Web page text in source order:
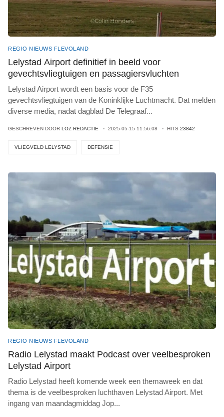
REGIO NIEUWS FLEVOLAND
Lelystad Airport definitief in beeld voor
gevechtsvliegtuigen en passagiersvluchten
Lelystad Airport wordt een basis voor de F35
gevechtsvliegtuigen van de Koninklijke Luchtmacht. Dat melden
diverse media, nadat dagblad De Telegraaf...
GESCHREVEN DOOR LOZ REDACTIE 2025-05-15 11:56:08 HITS 23842
VLIEGVELD LELYSTAD DEFENSIE
REGIO NIEUWS FLEVOLAND
Radio Lelystad maakt Podcast over veelbesproken
Lelystad Airport
Radio Lelystad heeft komende week een themaweek en dat
thema is de veelbesproken luchthaven Lelystad Airport. Met
ingang van maandagmiddag Jop...